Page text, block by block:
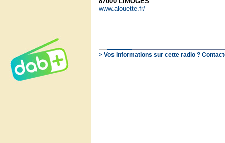
www.alouette.fr/
> Vos informations sur cette radio ?